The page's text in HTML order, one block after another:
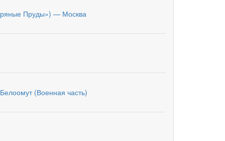
Пруды») — Москва
(Военная часть)